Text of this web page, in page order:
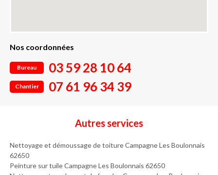
Nos coordonnées
Bureau 03 59 28 10 64
Chantier 07 61 96 34 39
Autres services
Nettoyage et démoussage de toiture Campagne Les Boulonnais
62650
Peinture sur tuile Campagne Les Boulonnais 62650